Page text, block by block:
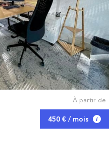
À partir de
450 € / mois